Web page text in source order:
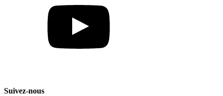
Suivez-nous